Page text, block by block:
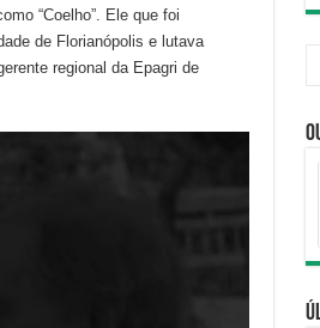
“Coelho”. Ele que foi
de Florianópolis e lutava
regional da Epagri de